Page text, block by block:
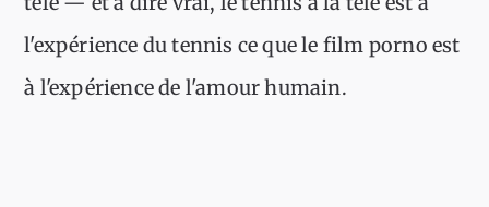
l'expérience du tennis ce que le film porno est
à l'expérience de l'amour humain.